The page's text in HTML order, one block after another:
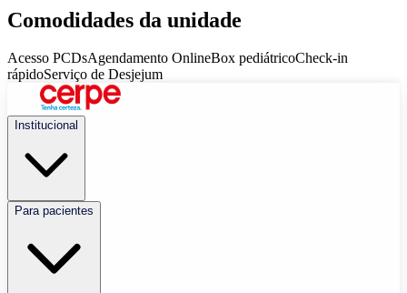
Comodidades da unidade
Acesso PCDsAgendamento OnlineBox pediátricoCheck-in
rápidoServiço de Desjejum
Institucional
Para pacientes